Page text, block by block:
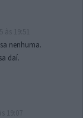
nenhuma.
daí.